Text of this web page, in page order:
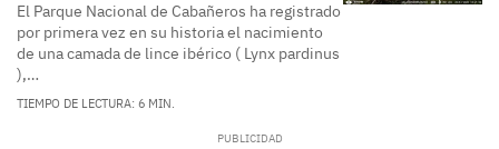
El Parque Nacional de Cabañeros ha registrado
por primera vez en su historia el nacimiento
de una camada de lince ibérico ( Lynx pardinus
),…
TIEMPO DE LECTURA: 6 MIN.